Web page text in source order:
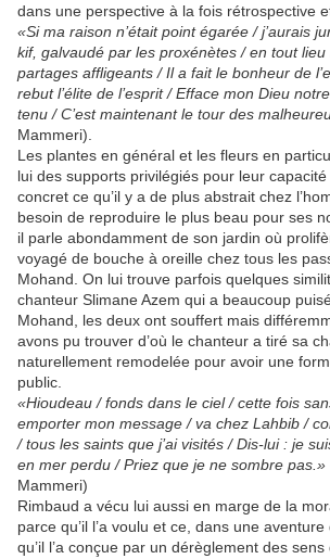
dans une perspective à la fois rétrospective
«Si ma raison n’était point égarée / j’aurais
kif, galvaudé par les proxénètes / en tout
partages affligeants / Il a fait le bonheur de
rebut l’élite de l’esprit / Efface mon Dieu
tenu / C’est maintenant le tour des
Mammeri).
Les plantes en général et les fleurs en
lui des supports privilégiés pour leur
concret ce qu’il y a de plus abstrait chez
besoin de reproduire le plus beau pour ses
il parle abondamment de son jardin où
voyagé de bouche à oreille chez tous les
Mohand. On lui trouve parfois quelques
chanteur Slimane Azem qui a beaucoup
Mohand, les deux ont souffert mais
avons pu trouver d’où le chanteur a tiré sa
naturellement remodelée pour avoir une
public.
«Hioudeau / fonds dans le ciel / cette fois
emporter mon message / va chez Lahbib /
/ tous les saints que j’ai visités / Dis-lui : je
en mer perdu / Priez que je ne sombre pas.»
Mammeri)
Rimbaud a vécu lui aussi en marge de la
parce qu’il l’a voulu et ce, dans une
qu’il l’a conçue par un dérèglement des